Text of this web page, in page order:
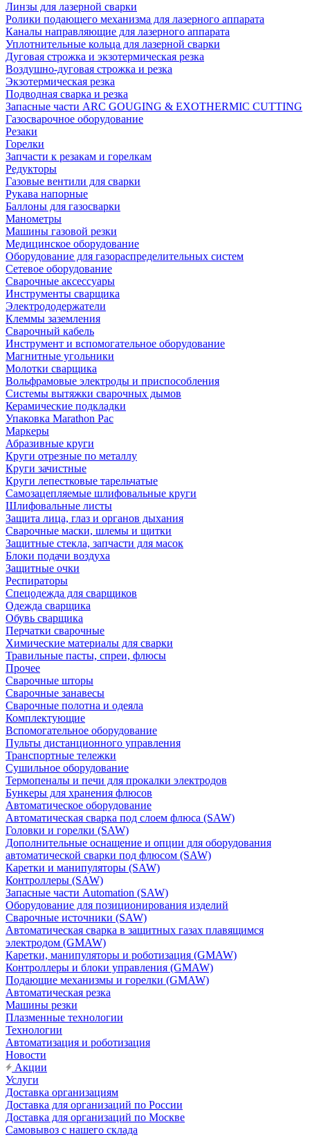
Линзы для лазерной сварки
Ролики подающего механизма для лазерного аппарата
Каналы направляющие для лазерного аппарата
Уплотнительные кольца для лазерной сварки
Дуговая строжка и экзотермическая резка
Воздушно-дуговая строжка и резка
Экзотермическая резка
Подводная сварка и резка
Запасные части ARC GOUGING & EXOTHERMIC CUTTING
Газосварочное оборудование
Резаки
Горелки
Запчасти к резакам и горелкам
Редукторы
Газовые вентили для сварки
Рукава напорные
Баллоны для газосварки
Манометры
Машины газовой резки
Медицинское оборудование
Оборудование для газораспределительных систем
Сетевое оборудование
Сварочные аксессуары
Инструменты сварщика
Электрододержатели
Клеммы заземления
Сварочный кабель
Инструмент и вспомогательное оборудование
Магнитные угольники
Молотки сварщика
Вольфрамовые электроды и приспособления
Системы вытяжки сварочных дымов
Керамические подкладки
Упаковка Marathon Pac
Маркеры
Абразивные круги
Круги отрезные по металлу
Круги зачистные
Круги лепестковые тарельчатые
Самозацепляемые шлифовальные круги
Шлифовальные листы
Защита лица, глаз и органов дыхания
Сварочные маски, шлемы и щитки
Защитные стекла, запчасти для масок
Блоки подачи воздуха
Защитные очки
Респираторы
Спецодежда для сварщиков
Одежда сварщика
Обувь сварщика
Перчатки сварочные
Химические материалы для сварки
Травильные пасты, спреи, флюсы
Прочее
Сварочные шторы
Сварочные занавесы
Сварочные полотна и одеяла
Комплектующие
Вспомогательное оборудование
Пульты дистанционного управления
Транспортные тележки
Сушильное оборудование
Термопеналы и печи для прокалки электродов
Бункеры для хранения флюсов
Автоматическое оборудование
Автоматическая сварка под слоем флюса (SAW)
Головки и горелки (SAW)
Дополнительные оснащение и опции для оборудования
автоматической сварки под флюсом (SAW)
Каретки и манипуляторы (SAW)
Контроллеры (SAW)
Запасные части Automation (SAW)
Оборудование для позиционирования изделий
Сварочные источники (SAW)
Автоматическая сварка в защитных газах плавящимся
электродом (GMAW)
Каретки, манипуляторы и роботизация (GMAW)
Контроллеры и блоки управления (GMAW)
Подающие механизмы и горелки (GMAW)
Автоматическая резка
Машины резки
Плазменные технологии
Технологии
Автоматизация и роботизация
Новости
Акции
Услуги
Доставка организациям
Доставка для организаций по России
Доставка для организаций по Москве
Самовывоз с нашего склада